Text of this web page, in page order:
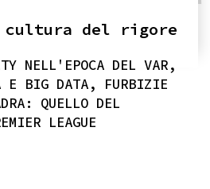
cultura del rigore
NELL'EPOCA DEL VAR,
E BIG DATA, FURBIZIE
QUELLO DEL
LEAGUE